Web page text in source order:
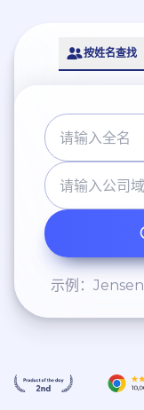
按姓名查找
示例：